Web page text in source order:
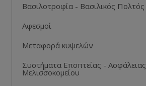
Βασιλοτροφία - Βασιλικός Πολτός
Αφεσμοί
Μεταφορά κυψελών
Συστήματα Εποπτείας - Ασφάλειας
Μελισσοκομείου